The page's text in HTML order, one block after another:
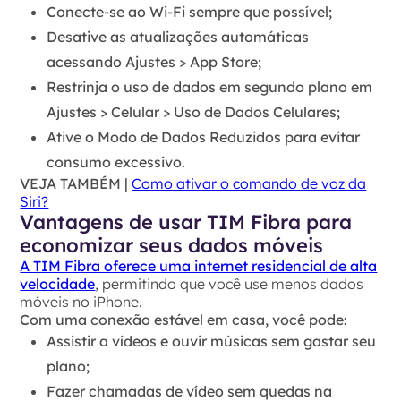
Conecte-se ao Wi-Fi sempre que possível;
Desative as atualizações automáticas
acessando Ajustes > App Store;
Restrinja o uso de dados em segundo plano em
Ajustes > Celular > Uso de Dados Celulares;
Ative o Modo de Dados Reduzidos para evitar
consumo excessivo.
VEJA TAMBÉM | Como ativar o comando de voz da
Siri?
Vantagens de usar TIM Fibra para
economizar seus dados móveis
A TIM Fibra oferece uma internet residencial de alta
velocidade, permitindo que você use menos dados
móveis no iPhone.
Com uma conexão estável em casa, você pode:
Assistir a vídeos e ouvir músicas sem gastar seu
plano;
Fazer chamadas de vídeo sem quedas na